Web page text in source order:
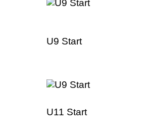
U9 Start
U11 Start